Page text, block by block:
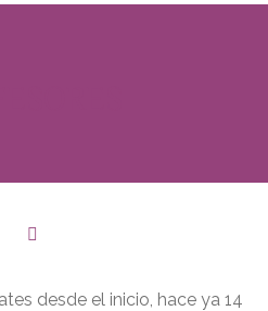
desde el inicio, hace ya 14